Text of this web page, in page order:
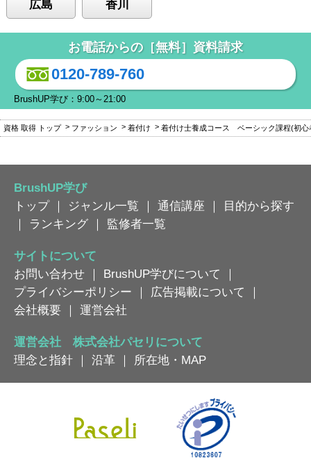
広島 香川
お電話からの［無料］資料請求
0120-789-760
BrushUP学び：9:00～21:00
資格 取得 トップ ファッション 着付け 着付け士養成コース ベーシック課程(初心
BrushUP学び
トップ｜ ジャンル一覧 ｜ 通信講座 ｜
目的から探す
｜
ランキング ｜ 監修者一覧
サイトについて
お問い合わせ ｜ BrushUP学びについて
｜
プライバシーポリシー ｜ 広告掲載について
｜
会社概要 ｜ 運営会社
運営会社 株式会社パセリについて
理念と指針 ｜ 沿革 ｜ 所在地・MAP